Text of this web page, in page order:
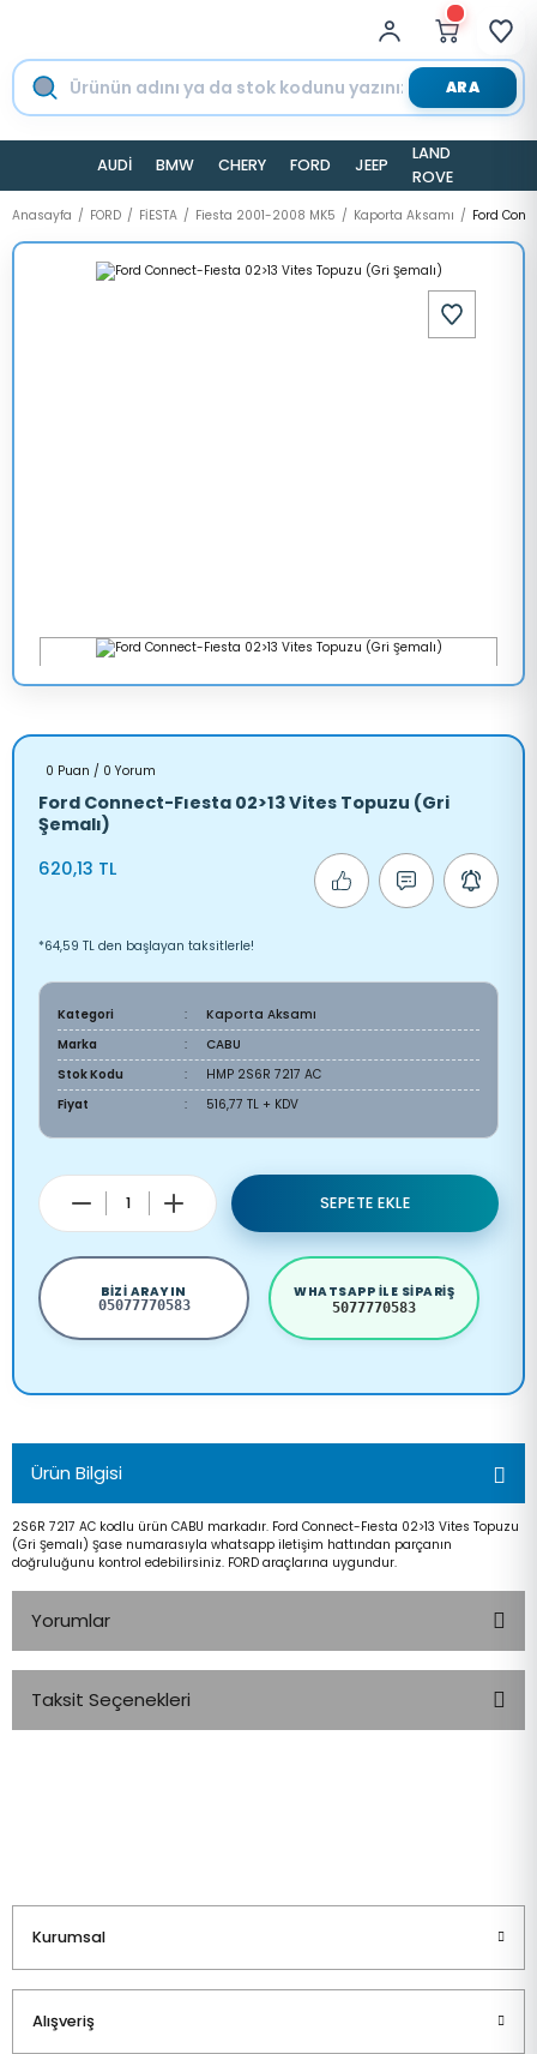
ARA
AUDİ BMW CHERY FORD JEEP
LAND
ROVER
Anasayfa FORD FİESTA Fiesta 2001-2008 MK5 Kaporta Aksamı Ford
0 Puan / 0 Yorum
Ford Connect-Fıesta 02>13 Vites Topuzu (Gri
Şemalı)
620,13 TL
*64,59 TL den başlayan taksitlerle!
Kategori
Kaporta Aksamı
Marka
CABU
Stok Kodu
HMP 2S6R 7217 AC
Fiyat
516,77 TL + KDV
SEPETE EKLE
BIZI ARAYIN
05077770583
WHATSAPP ILE SIPARIŞ
5077770583
Ürün Bilgisi
2S6R 7217 AC kodlu ürün CABU markadır. Ford Connect-Fıesta 02>13 Vites Topuzu
(Gri Şemalı) Şase numarasıyla whatsapp iletişim hattından parçanın
doğruluğunu kontrol edebilirsiniz. FORD araçlarına uygundur.
Yorumlar
Taksit Seçenekleri
Kurumsal
Alışveriş